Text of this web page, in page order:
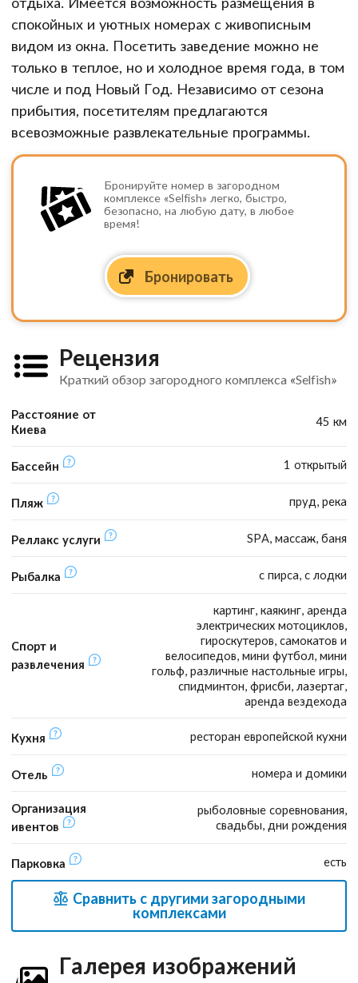
спокойных и уютных номерах с живописным
видом из окна. Посетить заведение можно не
только в теплое, но и холодное время года, в том
числе и под Новый Год. Независимо от сезона
прибытия, посетителям предлагаются
всевозможные развлекательные программы.
Бронируйте номер в загородном
комплексе «Selfish» легко, быстро,
безопасно, на любую дату, в любое
время!
Бронировать
Рецензия
Краткий обзор загородного комплекса «Selfish»
Расстояние от
Киева
45 км
Бассейн 1 открытый
Пляж пруд, река
Реллакс услуги SPA, массаж, баня
Рыбалка с пирса, с лодки
Спорт и
развлечения
картинг, каякинг, аренда
электрических мотоциклов,
гироскутеров, самокатов и
велосипедов, мини футбол, мини
гольф, различные настольные игры,
спидминтон, фрисби, лазертаг,
аренда вездехода
Кухня ресторан европейской кухни
Отель номера и домики
Организация
ивентов
рыболовные соревнования,
свадьбы, дни рождения
Парковка есть
Сравнить с другими загородными
комплексами
Галерея изображений